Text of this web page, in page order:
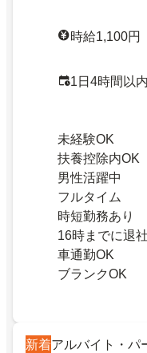
時給1,100円
1日4時間以
未経験OK
扶養控除内OK
男性活躍中
フルタイム
時短勤務あり
16時までに退
車通勤OK
ブランクOK
新着アルバイト・パ